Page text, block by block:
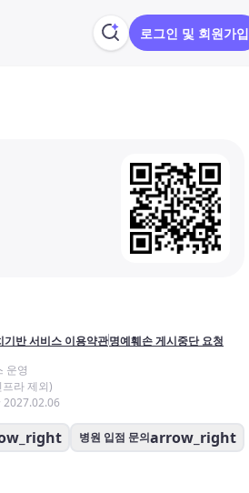
로그인 및 회원가입
기반 서비스 이용약관명예훼손 게시중단 요청
운영
라 제외)
2027.02.06
병원 입점 문의arrow_right